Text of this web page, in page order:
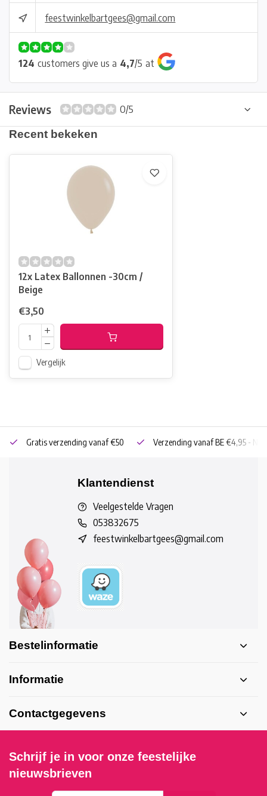
feestwinkelbartgees@gmail.com
124 customers give us a 4,7/5 at
Reviews
0/5
Recent bekeken
12x Latex Ballonnen -30cm /
Beige
€3,50
Vergelijk
Gratis verzending vanaf €50 Verzending vanaf BE €4,95 - NL
Klantendienst
Veelgestelde Vragen
053832675
feestwinkelbartgees@gmail.com
Bestelinformatie
Informatie
Contactgegevens
Schrijf je in voor onze feestelijke
nieuwsbrieven